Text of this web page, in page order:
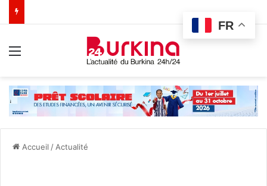
Accueil / Actualité
FR